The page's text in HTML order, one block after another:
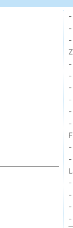
-
-
-
-
-
-
-
-
-
-
-
-
-
-
-